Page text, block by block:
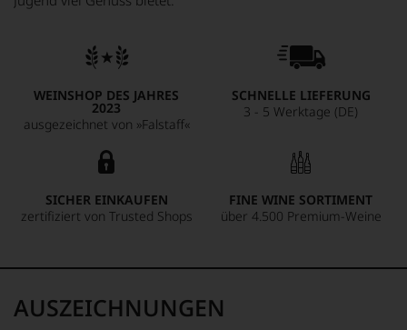
WEINSHOP DES JAHRES
2023
ausgezeichnet von »Falstaff«
SCHNELLE LIEFERUNG
3 - 5 Werktage (DE)
SICHER EINKAUFEN
zertifiziert von Trusted Shops
FINE WINE SORTIMENT
über 4.500 Premium-Weine
AUSZEICHNUNGEN